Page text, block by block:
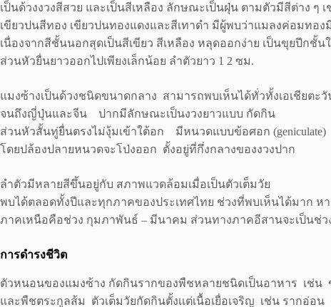
เป็นด้วงงวงสีสวย และเป็นสีเหลือง ลักษณะเป็นฝุ่น ตามตัวมีสีต่าง ๆ
เขียวปนสีทอง เขียวปนทองแดงและสีเทาดำ มีผู้พบว่าแมลงค่อมทอง
เนื่องจากสีชั้นนอกสุดเป็นสีเขียว สีเหลือง หลุดออกง่าย เป็นขุยปีกชั้น
ส่วนหัวยื่นยาวออกไปเพียงเล็กน้อย ลำตัวยาว 1 2 ซม.
แมงซ้างเป็นด้วงชนิดขนาดกลาง สามารถพบเห็นได้ทั่วทั้งเอเชียตะวั
จนถึงญี่ปุ่นและจีน ปากมีลักษณะเป็นงวงยาวแบบ กัดกิน
ส่วนหัวสั้นทู่ยื่นตรงไม่งุ้มเข้าใต้อก มีหนวดแบบข้อศอก (geniculate)
โดยปล้องปลายหนวดจะโป่งออก ตั้งอยู่ที่กึ่งกลางของงวงปาก
ลำตัวมีหลายสีขึ้นอยู่กับ สภาพแวดล้อมเมื่อเป็นตัวเต็มวัย
พบได้ตลอดทั้งปีและทุกภาคของประเทศไทย ช่วงที่พบเห็นได้มาก ห
ภาคเหนือคือช่วง กุมภาพันธ์ – มีนาคม ส่วนทางภาคอีสานจะเป็นช่ว
การดำรงชีวิต
ตัวหนอนของแมงซ้าง กัดกินรากของพืชหลายชนิดเป็นอาหาร เช่
และพืชตระกูลส้ม ตัวเต็มวัยกัดกินตั้งเเต่เนื้อเยื่อเจริญ เช่น รากอ่อ